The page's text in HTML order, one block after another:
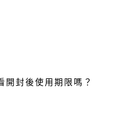
封後使用期限嗎？